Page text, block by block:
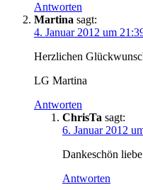
Antworten
Martina sagt:
4. Januar 2012 um
Herzlichen
LG Martina
Antworten
ChrisTa sagt:
6. Januar 2012
Dankeschön
Antworten